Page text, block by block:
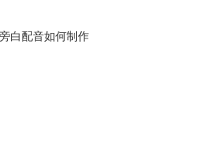
要调整录屏位置，将鼠标移动到绿色线
白配音如何制作